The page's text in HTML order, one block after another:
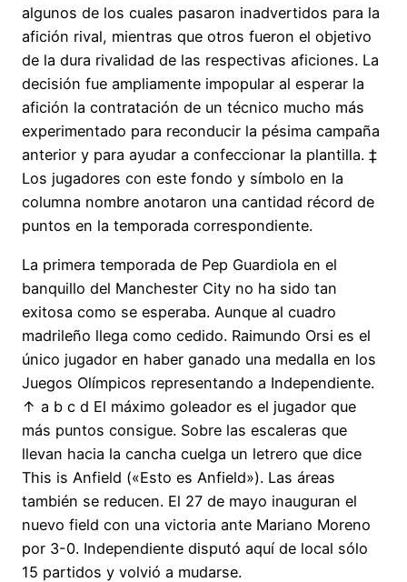
algunos de los cuales pasaron inadvertidos para la
afición rival, mientras que otros fueron el objetivo
de la dura rivalidad de las respectivas aficiones. La
decisión fue ampliamente impopular al esperar la
afición la contratación de un técnico mucho más
experimentado para reconducir la pésima campaña
anterior y para ayudar a confeccionar la plantilla. ‡
Los jugadores con este fondo y símbolo en la
columna nombre anotaron una cantidad récord de
puntos en la temporada correspondiente.
La primera temporada de Pep Guardiola en el
banquillo del Manchester City no ha sido tan
exitosa como se esperaba. Aunque al cuadro
madrileño llega como cedido. Raimundo Orsi es el
único jugador en haber ganado una medalla en los
Juegos Olímpicos representando a Independiente.
↑ a b c d El máximo goleador es el jugador que
más puntos consigue. Sobre las escaleras que
llevan hacia la cancha cuelga un letrero que dice
This is Anfield («Esto es Anfield»). Las áreas
también se reducen. El 27 de mayo inauguran el
nuevo field con una victoria ante Mariano Moreno
por 3-0. Independiente disputó aquí de local sólo
15 partidos y volvió a mudarse.